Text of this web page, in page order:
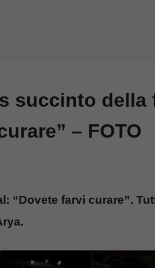
succinto della
– FOTO
“Dovete farvi curare”.